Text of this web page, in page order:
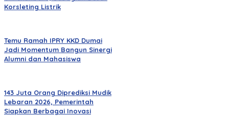
Korsleting Listrik
Temu Ramah IPRY KKD Dumai
Jadi Momentum Bangun Sinergi
Alumni dan Mahasiswa
143 Juta Orang Diprediksi Mudik
Lebaran 2026, Pemerintah
Siapkan Berbagai Inovasi